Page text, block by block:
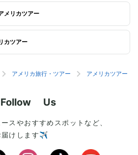
メリカツアー
カツアー
アメリカ旅行・ツアー アメリカツアー
Follow Us
スやおすすめスポットなど、
届けします✈️